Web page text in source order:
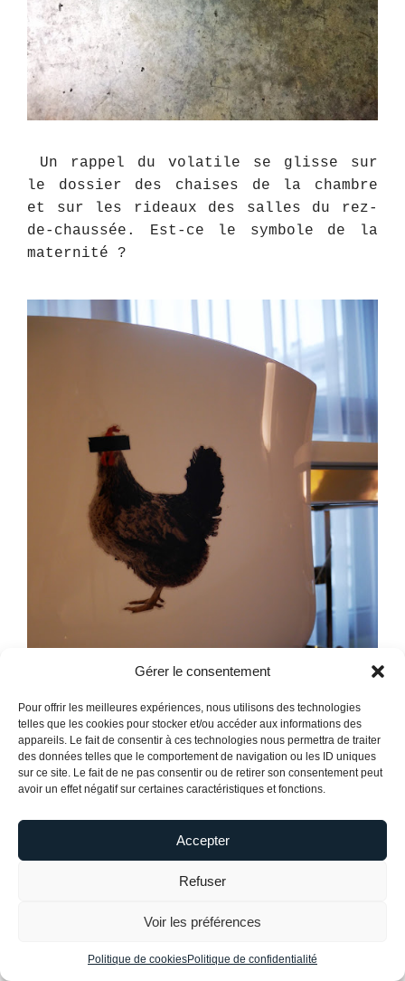
Gérer le consentement
Pour offrir les meilleures expériences, nous utilisons des technologies
telles que les cookies pour stocker et/ou accéder aux informations des
appareils. Le fait de consentir à ces technologies nous permettra de traiter
des données telles que le comportement de navigation ou les ID uniques
sur ce site. Le fait de ne pas consentir ou de retirer son consentement peut
avoir un effet négatif sur certaines caractéristiques et fonctions.
Accepter
Refuser
Voir les préférences
Politique de cookiesPolitique de confidentialité
Un rappel du volatile se glisse sur
le dossier des chaises de la chambre
et sur les rideaux des salles du rez-
de-chaussée. Est-ce le symbole de la
maternité ?